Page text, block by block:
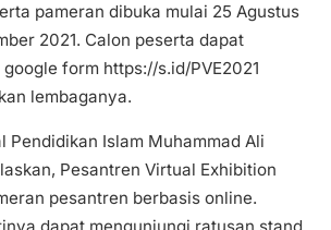
pameran dibuka mulai 25 Agustus
2021. Calon peserta dapat
form https://s.id/PVE2021
lembaganya.
Pendidikan Islam Muhammad Ali
Pesantren Virtual Exhibition
pesantren berbasis online.